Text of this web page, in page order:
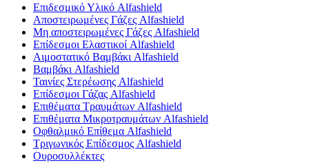
Επιδεσμικό Υλικό Alfashield
Αποστειρωμένες Γάζες Alfashield
Μη αποστειρωμένες Γάζες Alfashield
Επίδεσμοι Ελαστικοί Alfashield
Αιμοστατικό Βαμβάκι Alfashield
Βαμβάκι Alfashield
Ταινίες Στερέωσης Alfashield
Επίδεσμοι Γάζας Alfashield
Επιθέματα Τραυμάτων Alfashield
Επιθέματα Μικροτραυμάτων Alfashield
Οφθαλμικό Eπίθεμα Alfashield
Τριγωνικός Επίδεσμος Alfashield
Ουροσυλλέκτες